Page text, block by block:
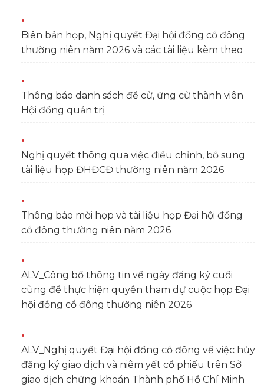
Biên bản họp, Nghị quyết Đại hội đồng cổ đông
thường niên năm 2026 và các tài liệu kèm theo
Thông báo danh sách đề cử, ứng cử thành viên
Hội đồng quản trị
Nghị quyết thông qua việc điều chỉnh, bổ sung
tài liệu họp ĐHĐCĐ thường niên năm 2026
Thông báo mời họp và tài liệu họp Đại hội đồng
cổ đông thường niên năm 2026
ALV_Công bố thông tin về ngày đăng ký cuối
cùng để thực hiện quyền tham dự cuộc họp Đại
hội đồng cổ đông thường niên 2026
ALV_Nghị quyết Đại hội đồng cổ đông về việc hủy
đăng ký giao dịch và niêm yết cổ phiếu trên Sở
giao dịch chứng khoán Thành phố Hồ Chí Minh